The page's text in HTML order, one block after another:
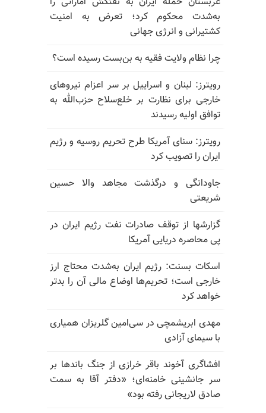
به‌شدت محکوم کرد؛ تعرض به امنیت
کشتیرانی و انرژی جهانی
چرا نظام ولایت فقیه به بن‌بست رسیده است؟
رویترز: لبنان و اسراییل بر سر اعزام نیروهای
خارجی برای نظارت بر خلع‌سلاح حزب‌الله به
توافق اولیه رسیدند
رویترز: سنای آمریکا طرح تحریم روسیه و رژیم
ایران را تصویب کرد
جاودانگی و درگذشت مجاهد والا حسین
شریعتی
گزارشها از توقف صادرات نفت رژیم ایران در
پی محاصره دریایی آمریکا
اسکات بسنت: رژیم ایران به‌شدت محتاج ارز
خارجی است؛ تحریم‌ها اوضاع مالی آن را بدتر
خواهد کرد
مهدی ابریشمچی در سی‌امین گلریزان همیاری
با سیمای آزادی
افشاگری آخوند باقر خرازی از جنگ باندها بر
سر جانشینی خامنه‌ای؛ «دفتر آقا به سمت
صادق لاریجانی رفته بود»